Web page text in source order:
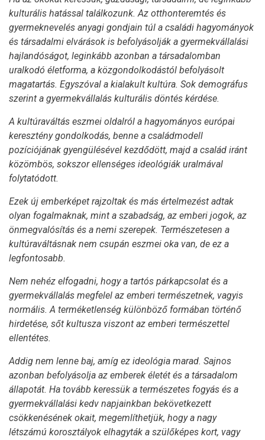
kulturális hatással találkozunk. Az otthonteremtés és
gyermeknevelés anyagi gondjain túl a családi hagyományok
és társadalmi elvárások is befolyásolják a gyermekvállalási
hajlandóságot, leginkább azonban a társadalomban
uralkodó életforma, a közgondolkodástól befolyásolt
magatartás. Egyszóval a kialakult kultúra. Sok demográfus
szerint a gyermekvállalás kulturális döntés kérdése.
A kultúraváltás eszmei oldalról a hagyományos európai
keresztény gondolkodás, benne a családmodell
pozíciójának gyengülésével kezdődött, majd a család iránt
közömbös, sokszor ellenséges ideológiák uralmával
folytatódott.
Ezek új emberképet rajzoltak és más értelmezést adtak
olyan fogalmaknak, mint a szabadság, az emberi jogok, az
önmegvalósítás és a nemi szerepek. Természetesen a
kultúraváltásnak nem csupán eszmei oka van, de ez a
legfontosabb.
Nem nehéz elfogadni, hogy a tartós párkapcsolat és a
gyermekvállalás megfelel az emberi természetnek, vagyis
normális. A terméketlenség különböző formában történő
hirdetése, sőt kultusza viszont az emberi természettel
ellentétes.
Addig nem lenne baj, amíg ez ideológia marad. Sajnos
azonban befolyásolja az emberek életét és a társadalom
állapotát. Ha tovább keressük a természetes fogyás és a
gyermekvállalási kedv napjainkban bekövetkezett
csökkenésének okait, megemlíthetjük, hogy a nagy
létszámú korosztályok elhagyták a szülőképes kort, vagy